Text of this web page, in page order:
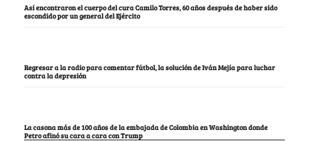
Así encontraron el cuerpo del cura Camilo Torres, 60 años después de haber sido
escondido por un general del Ejército
Regresar a la radio para comentar fútbol, la solución de Iván Mejía para luchar
contra la depresión
La casona más de 100 años de la embajada de Colombia en Washington donde
Petro afinó su cara a cara con Trump